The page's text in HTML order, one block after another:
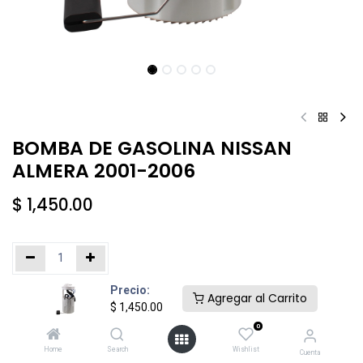
Precio:
$ 1,450.00
Agregar al Carrito
Home Search
0
Wishlist Cuenta
BOMBA DE GASOLINA NISSAN
ALMERA 2001-2006
$ 1,450.00
Añadir al carrito Comprar ahora
Agregar a la lista de deseos